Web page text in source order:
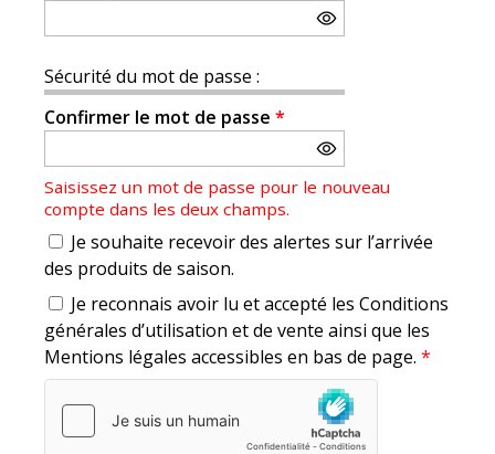
Sécurité du mot de passe :
Confirmer le mot de passe *
Saisissez un mot de passe pour le nouveau
compte dans les deux champs.
Je souhaite recevoir des alertes sur l’arrivée
des produits de saison.
Je reconnais avoir lu et accepté les Conditions
générales d’utilisation et de vente ainsi que les
Mentions légales accessibles en bas de page. *